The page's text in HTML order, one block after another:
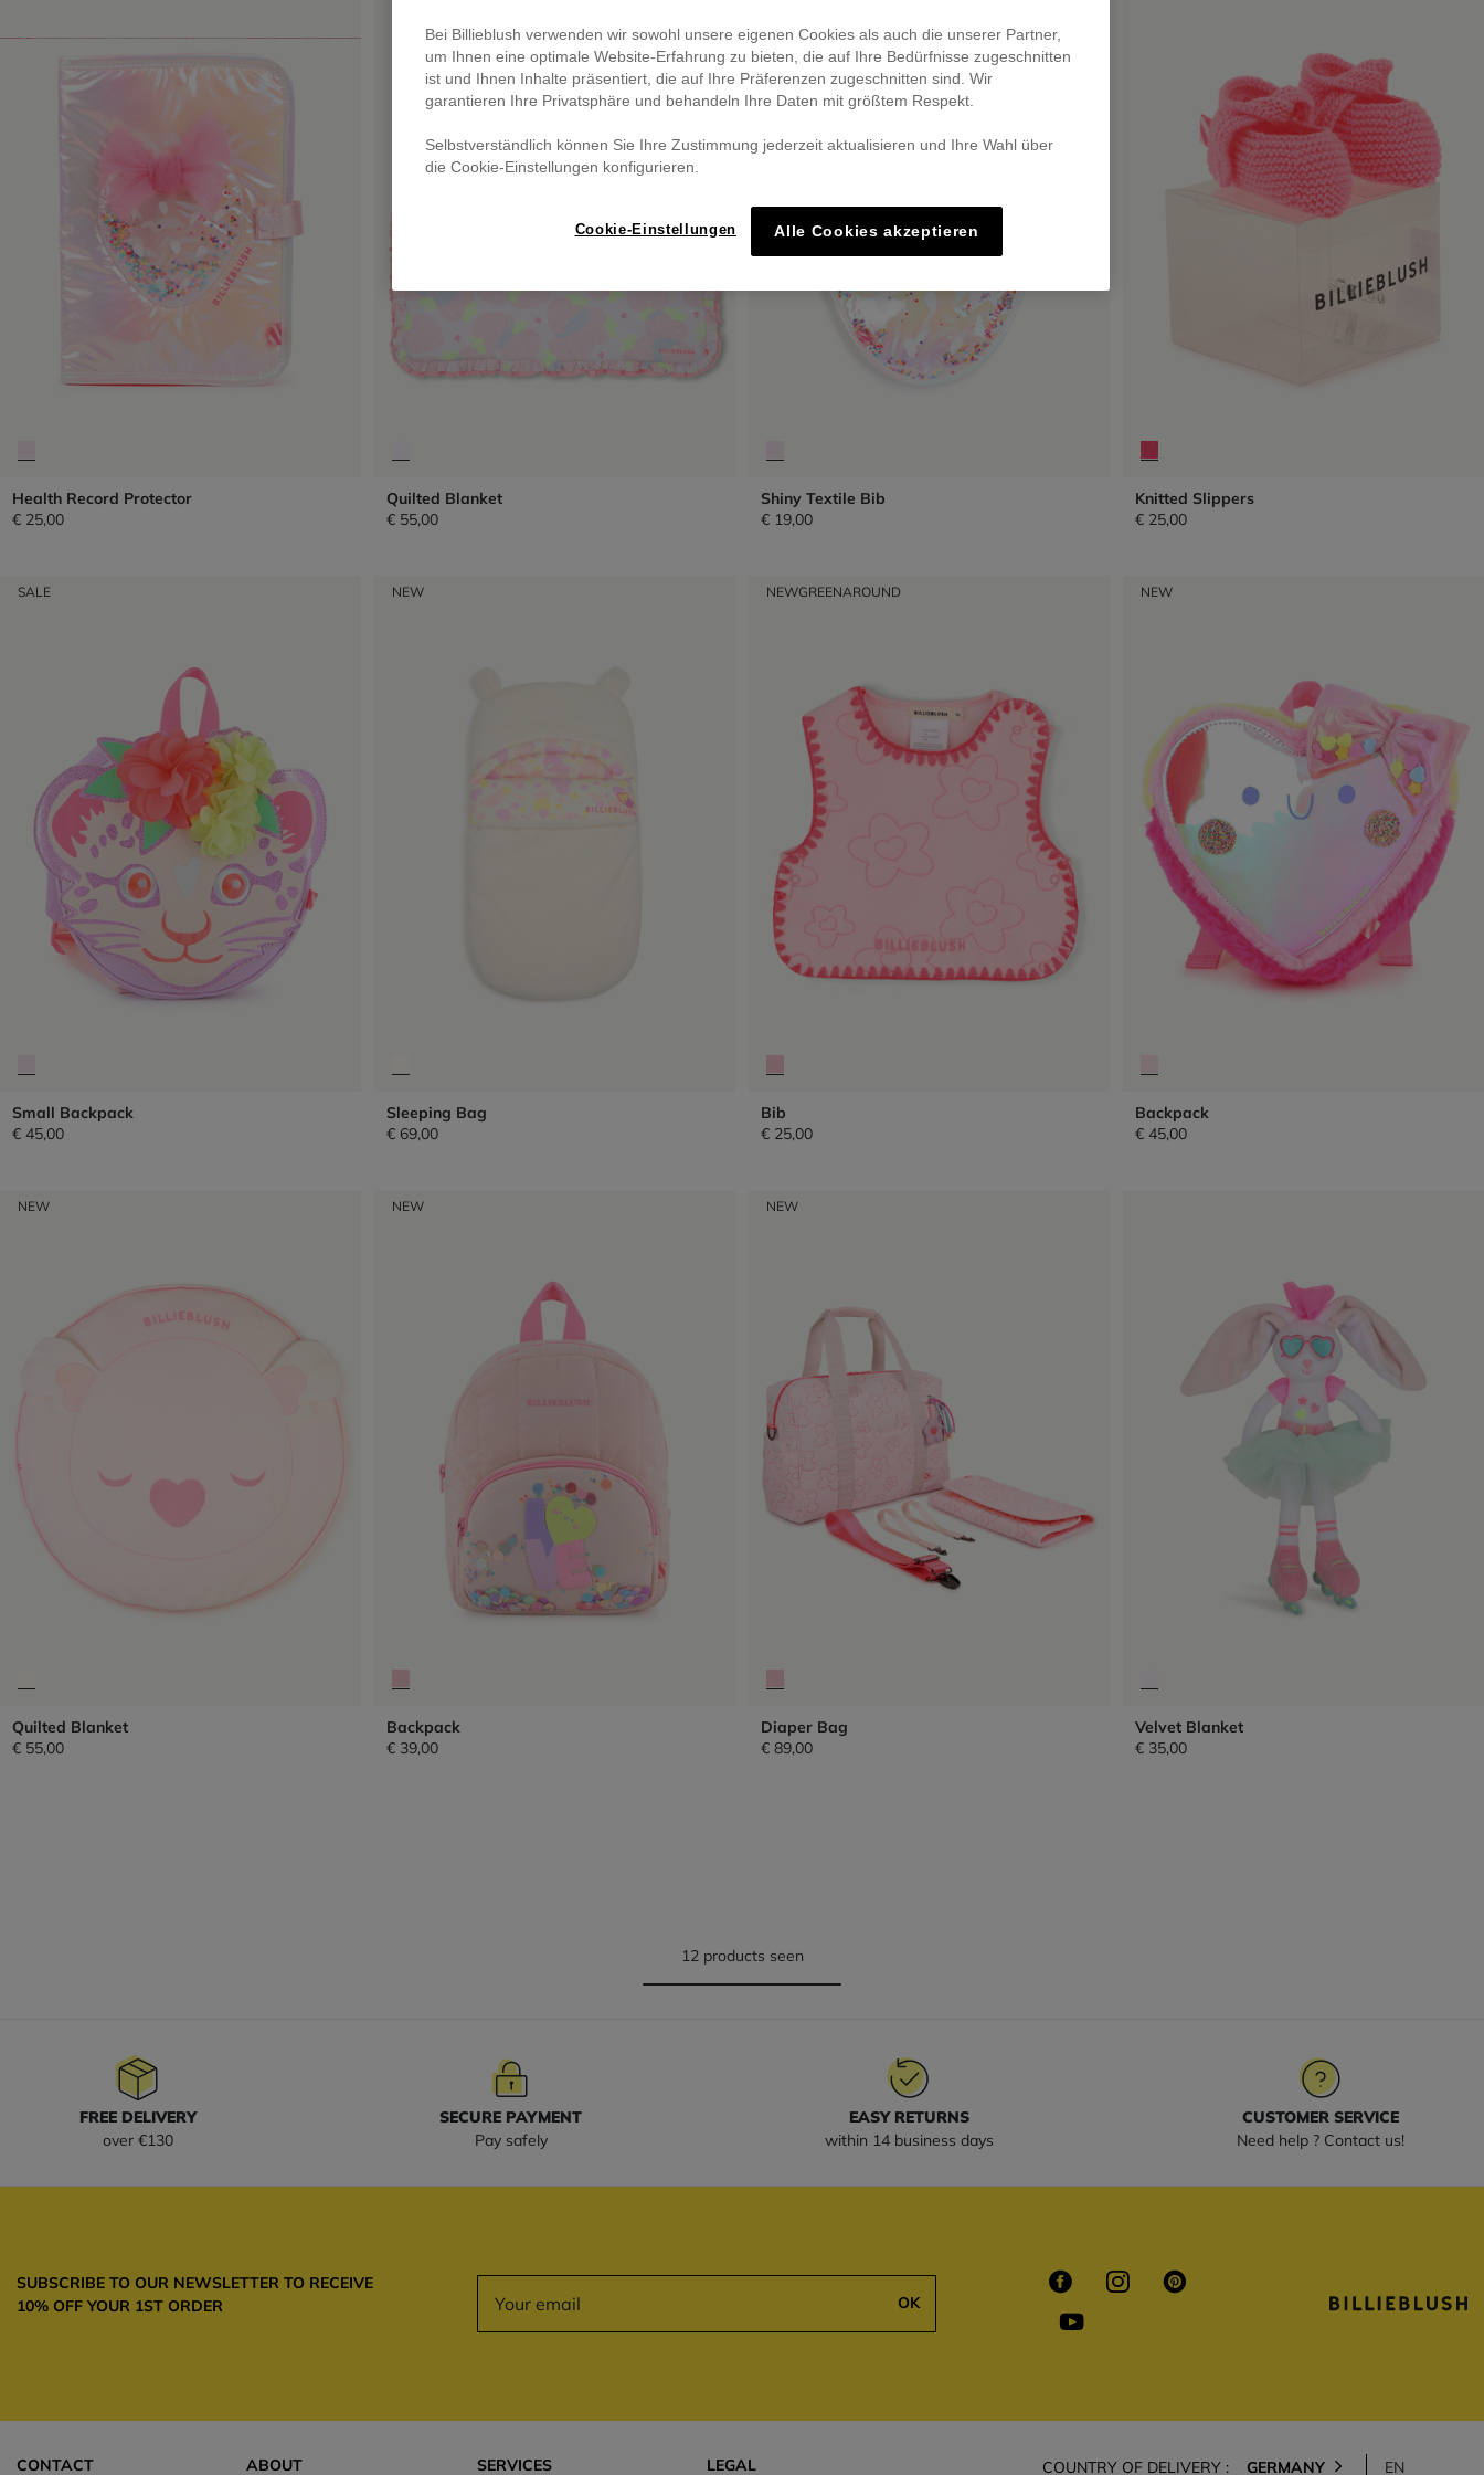
Health Record Protector
€ 25,00
Quilted Blanket
€ 55,00
Shiny Textile Bib
€ 19,00
Knitted Slippers
€ 25,00
SALE
Small Backpack
€ 45,00
NEW
Sleeping Bag
€ 69,00
NEWGREENAROUND
Bib
€ 25,00
NEW
Backpack
€ 45,00
NEW
Quilted Blanket
€ 55,00
NEW
Backpack
€ 39,00
NEW
Diaper Bag
€ 89,00
Velvet Blanket
€ 35,00
12 products seen
FREE DELIVERY
over €130
SECURE PAYMENT
Pay safely
EASY RETURNS
within 14 business days
CUSTOMER SERVICE
Need help ? Contact us!
SUBSCRIBE TO OUR NEWSLETTER TO RECEIVE
10% OFF YOUR 1ST ORDER
OK
CONTACT ABOUT SERVICES LEGAL COUNTRY OF DELIVERY : GERMANY EN
Bei Billieblush verwenden wir sowohl unsere eigenen Cookies als auch die unserer Partner,
um Ihnen eine optimale Website-Erfahrung zu bieten, die auf Ihre Bedürfnisse zugeschnitten
ist und Ihnen Inhalte präsentiert, die auf Ihre Präferenzen zugeschnitten sind. Wir
garantieren Ihre Privatsphäre und behandeln Ihre Daten mit größtem Respekt.
Selbstverständlich können Sie Ihre Zustimmung jederzeit aktualisieren und Ihre Wahl über
die Cookie-Einstellungen konfigurieren.
Cookie-Einstellungen Alle Cookies akzeptieren